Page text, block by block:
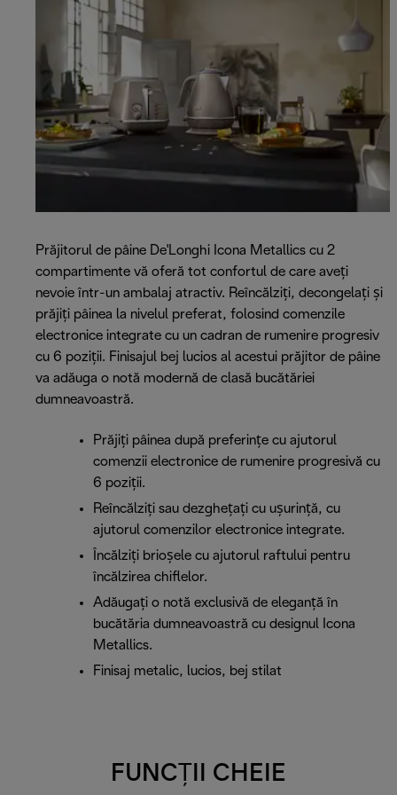
Prăjitorul de pâine De'Longhi Icona Metallics cu 2
compartimente vă oferă tot confortul de care aveţi
nevoie într-un ambalaj atractiv. Reîncălziți, decongelați și
prăjiți pâinea la nivelul preferat, folosind comenzile
electronice integrate cu un cadran de rumenire progresiv
cu 6 poziții. Finisajul bej lucios al acestui prăjitor de pâine
va adăuga o notă modernă de clasă bucătăriei
dumneavoastră.
Prăjiți pâinea după preferințe cu ajutorul
comenzii electronice de rumenire progresivă cu
6 poziții.
Reîncălziți sau dezghețați cu ușurință, cu
ajutorul comenzilor electronice integrate.
Încălziți brioșele cu ajutorul raftului pentru
încălzirea chiflelor.
Adăugați o notă exclusivă de eleganță în
bucătăria dumneavoastră cu designul Icona
Metallics.
Finisaj metalic, lucios, bej stilat
FUNCȚII CHEIE